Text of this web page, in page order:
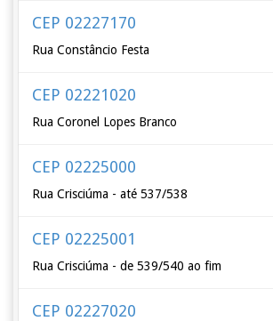
CEP 02227170
Rua Constâncio Festa
CEP 02221020
Rua Coronel Lopes Branco
CEP 02225000
Rua Crisciúma - até 537/538
CEP 02225001
Rua Crisciúma - de 539/540 ao fim
CEP 02227020